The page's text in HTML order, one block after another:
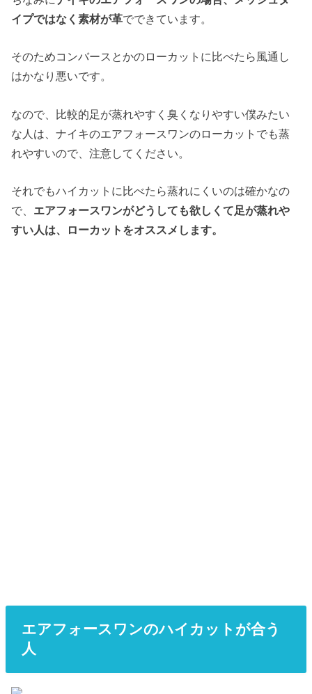
イプではなく素材が革でできています。
そのためコンバースとかのローカットに比べたら風通し
はかなり悪いです。
なので、比較的足が蒸れやすく臭くなりやすい僕みたい
な人は、ナイキのエアフォースワンのローカットでも蒸
れやすいので、注意してください。
それでもハイカットに比べたら蒸れにくいのは確かなの
で、 エアフォースワンがどうしても欲しくて足が蒸れや
すい人は、ローカットをオススメします。
エアフォースワンのハイカットが合う
人